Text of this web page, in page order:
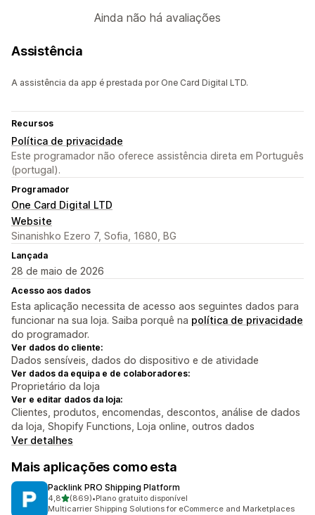
Ainda não há avaliações
Assistência
A assistência da app é prestada por One Card Digital LTD.
Recursos
Política de privacidade
Este programador não oferece assistência direta em Português
(portugal).
Programador
One Card Digital LTD
Website
Sinanishko Ezero 7, Sofia, 1680, BG
Lançada
28 de maio de 2026
Acesso aos dados
Esta aplicação necessita de acesso aos seguintes dados para
funcionar na sua loja. Saiba porquê na política de privacidade
do programador.
Ver dados do cliente:
Dados sensíveis, dados do dispositivo e de atividade
Ver dados da equipa e de colaboradores:
Proprietário da loja
Ver e editar dados da loja:
Clientes, produtos, encomendas, descontos, análise de dados
da loja, Shopify Functions, Loja online, outros dados
Ver detalhes
Mais aplicações como esta
Packlink PRO Shipping Platform
4,8de 5 estrelas
(869)
869 total de avaliações
•Plano gratuito disponível
Multicarrier Shipping Solutions for eCommerce and Marketplaces